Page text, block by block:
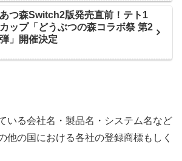
あつ森Switch2版発売直前！テト1
カップ「どうぶつの森コラボ祭 第2
弾」開催決定
いる会社名・製品名・システム名など
他の国における各社の登録商標もしく